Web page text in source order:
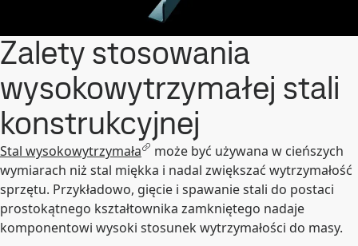
Zalety stosowania
wysokowytrzymałej stali
konstrukcyjnej
Stal wysokowytrzymała
może być używana w cieńszych
wymiarach niż stal miękka i nadal zwiększać wytrzymałość
sprzętu. Przykładowo, gięcie i spawanie stali do postaci
prostokątnego kształtownika zamkniętego nadaje
komponentowi wysoki stosunek wytrzymałości do masy.